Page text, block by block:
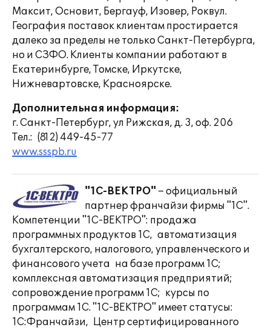
Максит, Основит, Бергауф, Изовер, Роквул.
География поставок клиентам простирается
далеко за пределы не только Санкт-Петербурга,
но и СЗФО. Клиенты компании работают в
Екатеринбурге, Томске, Иркутске,
Нижневартовске, Красноярске.
Дополнительная информация:
г. Санкт-Петербург, ул Рижская, д. 3, оф. 206
Тел.: (812) 449-45-77
www.ssspb.ru
"1С-ВЕКТРО" – официальный
партнер франчайзи фирмы "1С".
Компетенции "1С-ВЕКТРО": продажа
программных продуктов 1С, автоматизация
бухгалтерского, налогового, управленческого и
финансового учета на базе программ 1С;
комплексная автоматизация предприятий;
сопровождение программ 1С; курсы по
программам 1С. "1С-ВЕКТРО" имеет статусы:
1С:Франчайзи, Центр сертифицированного